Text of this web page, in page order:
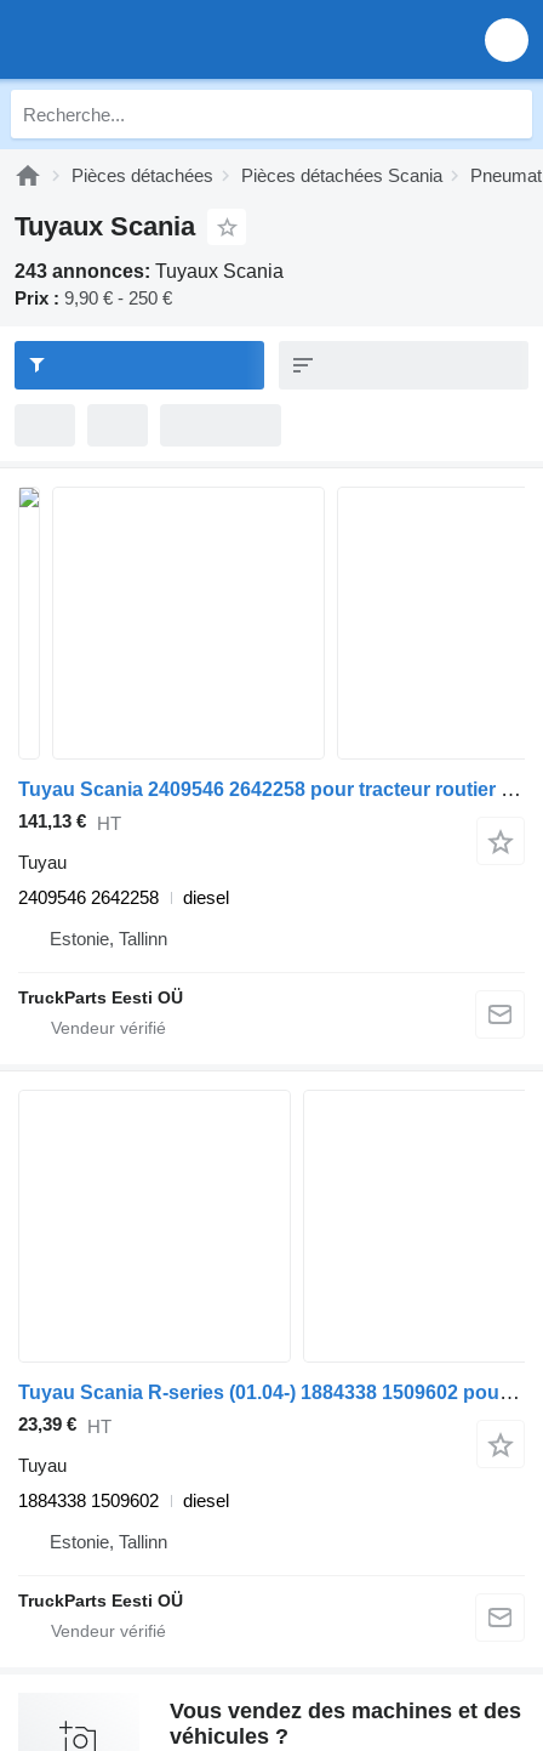
Pièces détachées Pièces détachées Scania
Tuyaux Scania
243 annonces: Tuyaux Scania
Prix : 9,90 € - 250 €
Tuyau Scania 2409546 2642258 pour tracteur routier Scania L,P,G,R,S-series (2016-)
141,13 € HT
Tuyau
2409546 2642258
diesel
Estonie, Tallinn
TruckParts Eesti OÜ
Tuyau Scania R-series (01.04-) 1884338 1509602 pour tracteur routier Scania P,G,R,T-series (2004-2017)
23,39 € HT
Tuyau
1884338 1509602
diesel
Estonie, Tallinn
TruckParts Eesti OÜ
Vous vendez des machines et des
véhicules ?